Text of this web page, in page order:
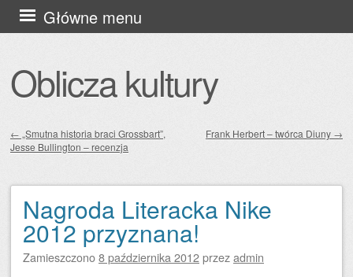
Oblicza kultury
Główne menu
Przejdź
do
Zobacz wpisy
← „Smutna historia braci Grossbart”,
Jesse Bullington – recenzja
Frank Herbert – twórca Diuny →
Nagroda Literacka Nike
2012 przyznana!
Zamieszczono8 października 2012przezadmin